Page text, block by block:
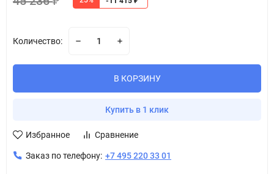
Количество:
В КОРЗИНУ
Купить в 1 клик
Избранное Сравнение
Заказ по телефону: +7 495 220 33 01